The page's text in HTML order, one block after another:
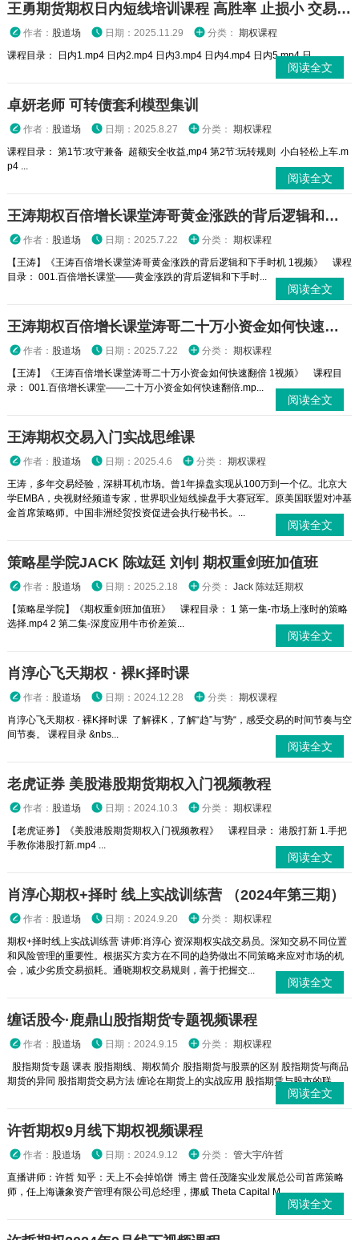
王勇期货期权日内短线培训课程 高胜率 止损小 交易高手
作者： 股道场 日期：2025.11.29 分类： 期权课程
课程目录： 日内1.mp4 日内2.mp4 日内3.mp4 日内4.mp4 日内5.mp4 日...
阅读全文
卓妍老师 可转债套利模型集训
作者： 股道场 日期：2025.8.27 分类： 期权课程
课程目录： 第1节:攻守兼备 超额安全收益,mp4 第2节:玩转规则 小白轻松上车.m
p4 ...
阅读全文
王涛期权百倍增长课堂涛哥黄金涨跌的背后逻辑和下手时机 1视频
作者： 股道场 日期：2025.7.22 分类： 期权课程
【王涛】《王涛百倍增长课堂涛哥黄金涨跌的背后逻辑和下手时机 1视频》 课程
目录： 001.百倍增长课堂——黄金涨跌的背后逻辑和下手时...
阅读全文
王涛期权百倍增长课堂涛哥二十万小资金如何快速翻倍 1视频
作者： 股道场 日期：2025.7.22 分类： 期权课程
【王涛】《王涛百倍增长课堂涛哥二十万小资金如何快速翻倍 1视频》 课程目
录： 001.百倍增长课堂——二十万小资金如何快速翻倍.mp...
阅读全文
王涛期权交易入门实战思维课
作者： 股道场 日期：2025.4.6 分类： 期权课程
王涛，多年交易经验，深耕耳机市场。曾1年操盘实现从100万到一个亿。北京大
学EMBA，央视财经频道专家，世界职业短线操盘手大赛冠军。原美国联盟对冲基
金首席策略师。中国非洲经贸投资促进会执行秘书长。...
阅读全文
策略星学院JACK 陈竑廷 刘钊 期权重剑班加值班
作者： 股道场 日期：2025.2.18 分类： Jack 陈竑廷期权
【策略星学院】《期权重剑班加值班》 课程目录： 1 第一集-市场上涨时的策略
选择.mp4 2 第二集-深度应用牛市价差策...
阅读全文
肖淳心飞天期权 · 裸K择时课
作者： 股道场 日期：2024.12.28 分类： 期权课程
肖淳心飞天期权 · 裸K择时课 了解裸K，了解“趋”与'势“，感受交易的时间节奏与空
间节奏。 课程目录 &nbs...
阅读全文
老虎证券 美股港股期货期权入门视频教程
作者： 股道场 日期：2024.10.3 分类： 期权课程
【老虎证券】《美股港股期货期权入门视频教程》 课程目录： 港股打新 1.手把
手教你港股打新.mp4 ...
阅读全文
肖淳心期权+择时 线上实战训练营 （2024年第三期）
作者： 股道场 日期：2024.9.20 分类： 期权课程
期权+择时线上实战训练营 讲师:肖淳心 资深期权实战交易员。深知交易不同位置
和风险管理的重要性。根据买方卖方在不同的趋势做出不同策略来应对市场的机
会，减少劣质交易损耗。通晓期权交易规则，善于把握交...
阅读全文
缠话股今·鹿鼎山股指期货专题视频课程
作者： 股道场 日期：2024.9.15 分类： 期权课程
股指期货专题 课表 股指期线、期权简介 股指期货与股票的区别 股指期货与商品
期货的异同 股指期货交易方法 缠论在期货上的实战应用 股指期赁与股市的联...
阅读全文
许哲期权9月线下期权视频课程
作者： 股道场 日期：2024.9.12 分类： 管大宇/许哲
直播讲师：许哲 知乎：天上不会掉馅饼 博主 曾任茂隆实业发展总公司首席策略
师，任上海谦象资产管理有限公司总经理，挪威 Theta Capital M...
阅读全文